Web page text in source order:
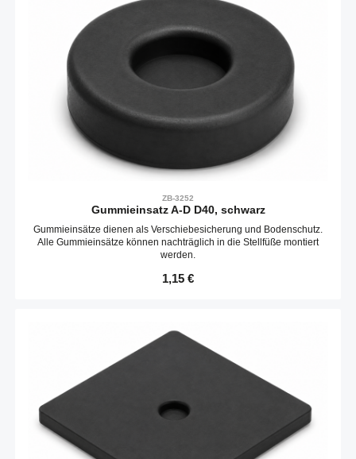
ZB-3252
Gummieinsatz A-D D40, schwarz
Gummieinsätze dienen als Verschiebesicherung und Bodenschutz.
Alle Gummieinsätze können nachträglich in die Stellfüße montiert
werden.
Regulärer Preis:
1,15 €